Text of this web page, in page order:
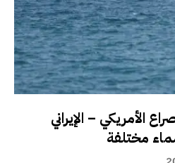
الأمريكي – الإيراني
مختلفة